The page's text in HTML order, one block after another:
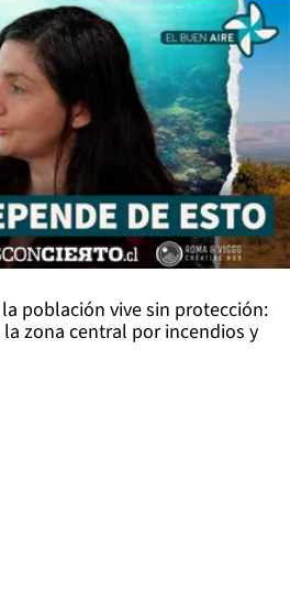
población vive sin protección:
zona central por incendios y